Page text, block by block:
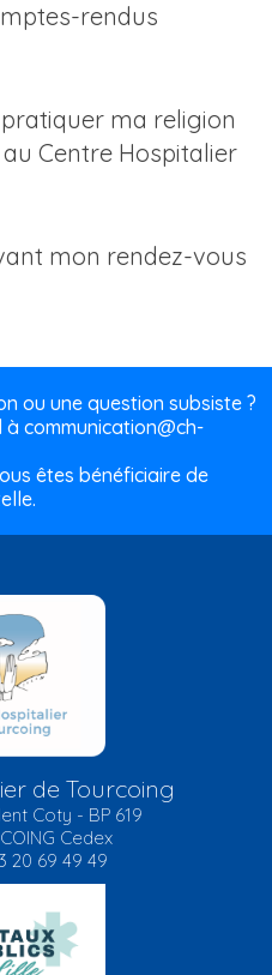
rendus
Centre Hospitalier
ou une question subsiste ?
à communication@ch-
êtes bénéficiaire de
de Tourcoing
Coty - BP 619
Cedex
20 69 49 49